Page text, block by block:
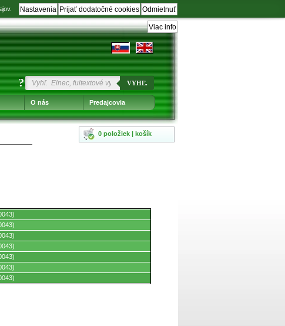
Odmietnuť
Prijať dodatočné cookies
Nastavenia
Viac info
? VYHĽ.
O nás Predajcovia
0 položiek | košík